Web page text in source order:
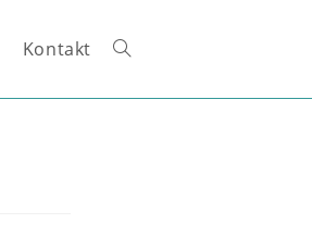
Kontakt Website-